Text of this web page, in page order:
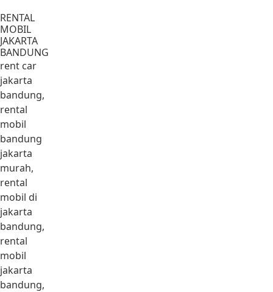
RENTAL
MOBIL
JAKARTA
BANDUNG
rent car
jakarta
bandung,
rental
mobil
bandung
jakarta
murah,
rental
mobil di
jakarta
bandung,
rental
mobil
jakarta
bandung,